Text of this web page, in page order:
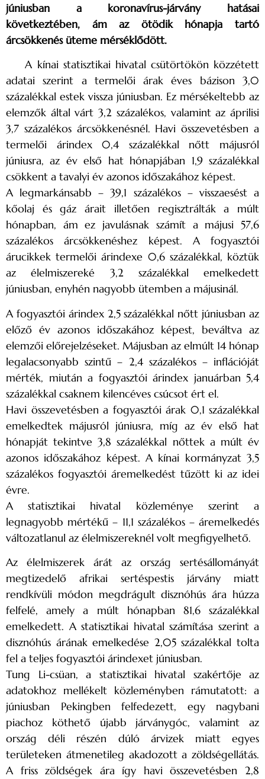
júniusban a koronavírus-járvány hatásai
következtében, ám az ötödik hónapja tartó
árcsökkenés üteme mérséklődött.
A kínai statisztikai hivatal csütörtökön közzétett
adatai szerint a termelői árak éves bázison 3,0
százalékkal estek vissza júniusban. Ez mérsékeltebb az
elemzők által várt 3,2 százalékos, valamint az áprilisi
3,7 százalékos árcsökkenésnél. Havi összevetésben a
termelői árindex 0,4 százalékkal nőtt májusról
júniusra, az év első hat hónapjában 1,9 százalékkal
csökkent a tavalyi év azonos időszakához képest.
A legmarkánsabb – 39,1 százalékos – visszaesést a
kőolaj és gáz árait illetően regisztrálták a múlt
hónapban, ám ez javulásnak számít a májusi 57,6
százalékos árcsökkenéshez képest. A fogyasztói
árucikkek termelői árindexe 0,6 százalékkal, köztük
az élelmiszereké 3,2 százalékkal emelkedett
júniusban, enyhén nagyobb ütemben a májusinál.
A fogyasztói árindex 2,5 százalékkal nőtt júniusban az
előző év azonos időszakához képest, beváltva az
elemzői előrejelzéseket. Májusban az elmúlt 14 hónap
legalacsonyabb szintű – 2,4 százalékos – inflációját
mérték, miután a fogyasztói árindex januárban 5,4
százalékkal csaknem kilencéves csúcsot ért el.
Havi összevetésben a fogyasztói árak 0,1 százalékkal
emelkedtek májusról júniusra, míg az év első hat
hónapját tekintve 3,8 százalékkal nőttek a múlt év
azonos időszakához képest. A kínai kormányzat 3,5
százalékos fogyasztói áremelkedést tűzött ki az idei
évre.
A statisztikai hivatal közleménye szerint a
legnagyobb mértékű – 11,1 százalékos – áremelkedés
változatlanul az élelmiszereknél volt megfigyelhető.
Az élelmiszerek árát az ország sertésállományát
megtizedelő afrikai sertéspestis járvány miatt
rendkívüli módon megdrágult disznóhús ára húzza
felfelé, amely a múlt hónapban 81,6 százalékkal
emelkedett. A statisztikai hivatal számítása szerint a
disznóhús árának emelkedése 2,05 százalékkal tolta
fel a teljes fogyasztói árindexet júniusban.
Tung Li-csüan, a statisztikai hivatal szakértője az
adatokhoz mellékelt közleményben rámutatott: a
júniusban Pekingben felfedezett, egy nagybani
piachoz köthető újabb járványgóc, valamint az
ország déli részén dúló árvizek miatt egyes
területeken átmenetileg akadozott a zöldségellátás.
A friss zöldségek ára így havi összevetésben 2,8